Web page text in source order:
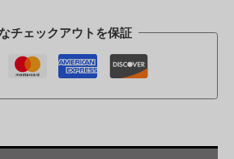
チェックアウトを保証